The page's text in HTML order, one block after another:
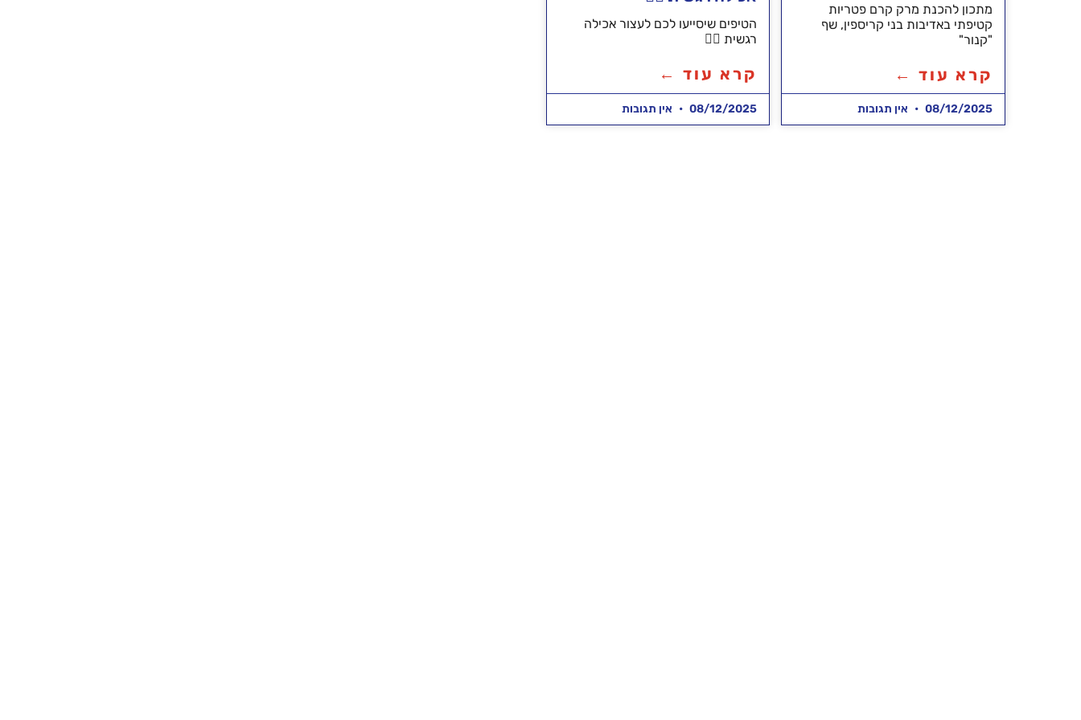
מתכון להכנת מרק קרם פטריות
קטיפתי באדיבות בני קריספין, שף
"קנור"
קרא עוד ←
08/12/2025 אין תגובות
הטיפים שיסייעו לכם לעצור אכילה
רגשית 🧘‍♂️
קרא עוד ←
08/12/2025 אין תגובות